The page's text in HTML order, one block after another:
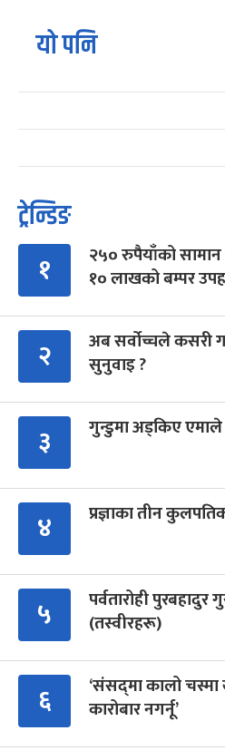
यो पनि
ट्रेन्डिङ
१
२५० रुपैयाँको
१० लाखको बम्पर
२
अब सर्वोच्चले कसरी
सुनुवाइ ?
३ गुन्डुमा अड्किए एमाले
४ प्रज्ञाका तीन
५
पर्वतारोही पुरबहादुर
(तस्वीरहरू)
६
‘संसद्‍मा कालो
कारोबार नगर्नू’